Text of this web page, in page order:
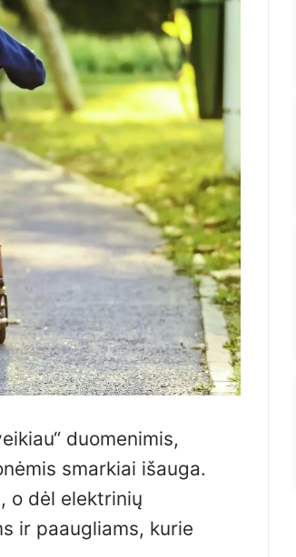
duomenimis,
smarkiai išauga.
o dėl elektrinių
ir paaugliams, kurie